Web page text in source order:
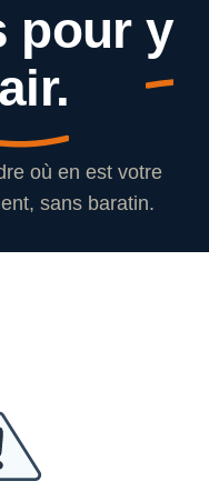
pour y
où en est votre
sans baratin.